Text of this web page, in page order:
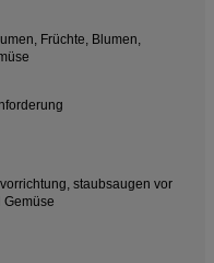
Früchte, Blumen,
staubsaugen vor
Gemüse